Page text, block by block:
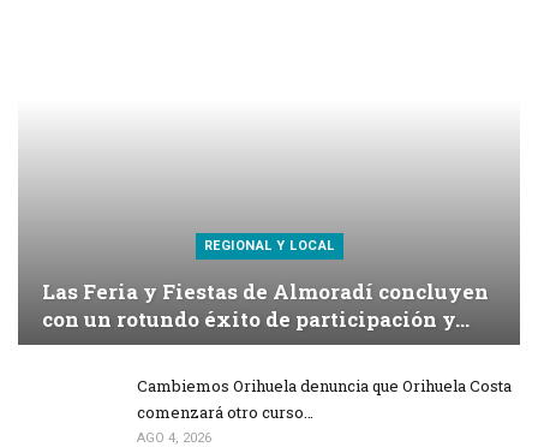
REGIONAL Y LOCAL
Las Feria y Fiestas de Almoradí concluyen
con un rotundo éxito de participación y…
Cambiemos Orihuela denuncia que Orihuela Costa
comenzará otro curso…
AGO 4, 2026